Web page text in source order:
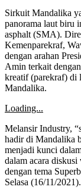
Sirkuit Mandalika
panorama laut biru
asphalt (SMA).
Kemenparekraf,
dengan arahan
Amin terkait
kreatif (parekraf) di
Mandalika.
Loading...
Melansir Industry,
hadir di Mandalika
menjadi kunci
dalam acara
dengan tema
Selasa (16/11/2021).